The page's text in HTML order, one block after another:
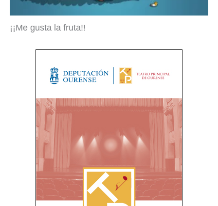
¡¡Me gusta la fruta!!